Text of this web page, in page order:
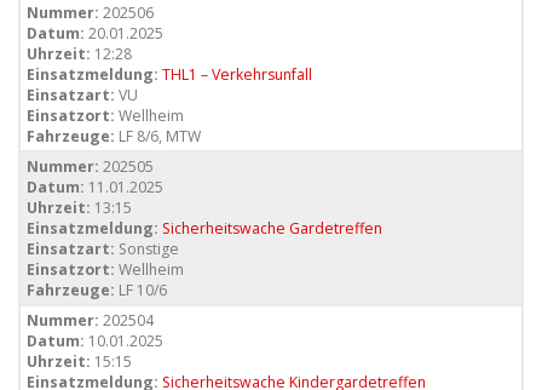
Nummer: 202506
Datum: 20.01.2025
Uhrzeit: 12:28
Einsatzmeldung: THL1 – Verkehrsunfall
Einsatzart: VU
Einsatzort: Wellheim
Fahrzeuge: LF 8/6, MTW
Nummer: 202505
Datum: 11.01.2025
Uhrzeit: 13:15
Einsatzmeldung: Sicherheitswache Gardetreffen
Einsatzart: Sonstige
Einsatzort: Wellheim
Fahrzeuge: LF 10/6
Nummer: 202504
Datum: 10.01.2025
Uhrzeit: 15:15
Einsatzmeldung: Sicherheitswache Kindergardetreffen